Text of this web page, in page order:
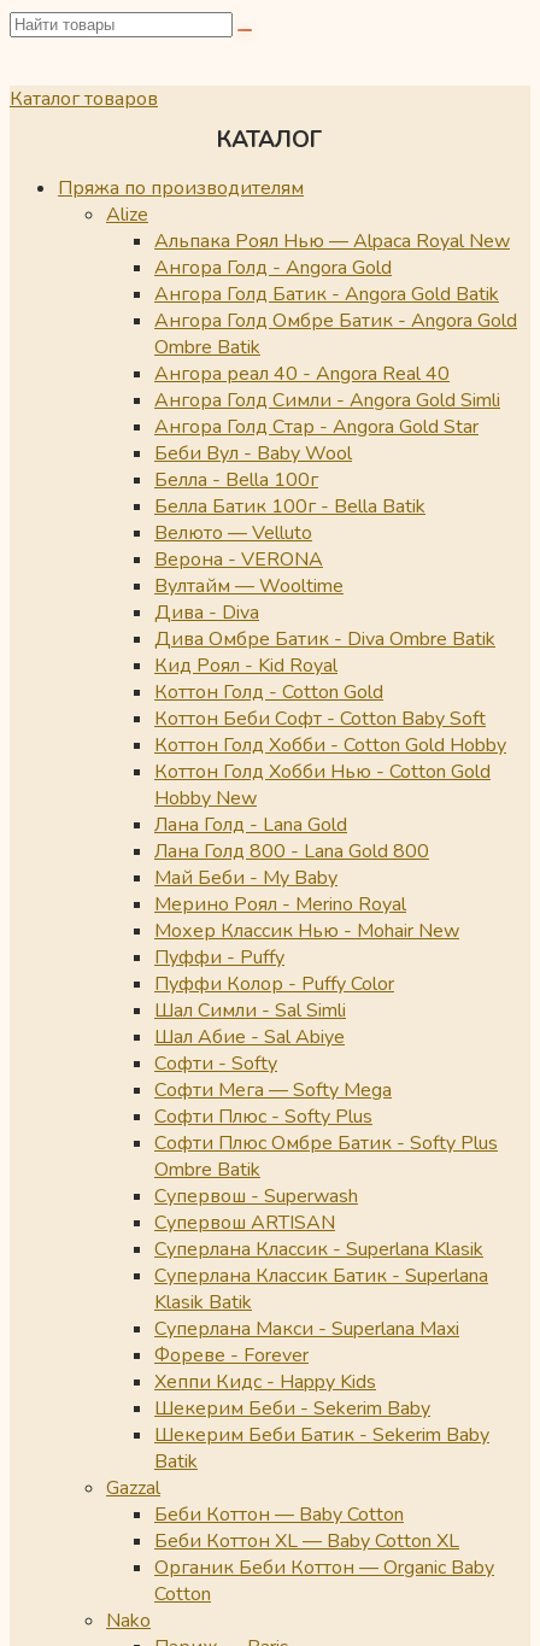
Каталог товаров
КАТАЛОГ
Пряжа по производителям
Alize
Альпака Роял Нью — Alpaca Royal New
Ангора Голд - Angora Gold
Ангора Голд Батик - Angora Gold Batik
Ангора Голд Омбре Батик - Angora Gold
Ombre Batik
Ангора реал 40 - Angora Real 40
Ангора Голд Симли - Angora Gold Simli
Ангора Голд Стар - Angora Gold Star
Беби Вул - Baby Wool
Белла - Bella 100г
Белла Батик 100г - Bella Batik
Велюто — Velluto
Верона - VERONA
Вултайм — Wooltime
Дива - Diva
Дива Омбре Батик - Diva Ombre Batik
Кид Роял - Kid Royal
Коттон Голд - Cotton Gold
Коттон Беби Софт - Cotton Baby Soft
Коттон Голд Хобби - Cotton Gold Hobby
Коттон Голд Хобби Нью - Cotton Gold
Hobby New
Лана Голд - Lana Gold
Лана Голд 800 - Lana Gold 800
Май Беби - My Baby
Мерино Роял - Merino Royal
Мохер Классик Нью - Mohair New
Пуффи - Puffy
Пуффи Колор - Puffy Color
Шал Симли - Sal Simli
Шал Абие - Sal Abiye
Софти - Softy
Софти Мега — Softy Mega
Софти Плюс - Softy Plus
Софти Плюс Омбре Батик - Softy Plus
Ombre Batik
Супервош - Superwash
Супервош ARTISAN
Суперлана Классик - Superlana Klasik
Суперлана Классик Батик - Superlana
Klasik Batik
Суперлана Макси - Superlana Maxi
Фореве - Forever
Хеппи Кидс - Happy Kids
Шекерим Беби - Sekerim Baby
Шекерим Беби Батик - Sekerim Baby
Batik
Gazzal
Беби Коттон — Baby Cotton
Беби Коттон XL — Baby Cotton XL
Органик Беби Коттон — Organic Baby
Cotton
Nako